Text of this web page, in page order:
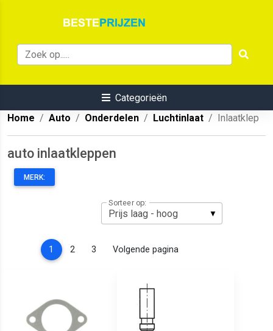
Categorieën
Home
Auto Onderdelen Luchtinlaat Inlaatklep
auto inlaatkleppen
MERK:
Sorteer op:
1 (current)
2 3 Volgende pagina